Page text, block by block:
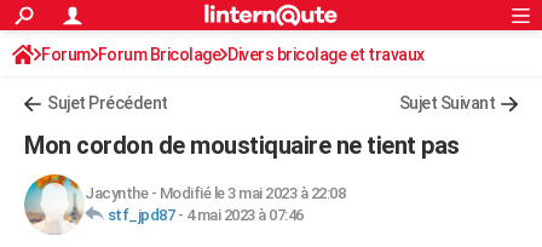
ACTUALITÉS
Politique
Société
Faits Divers
Education
Monde
Villes
+
FINANCE
Retraite
Impôts
Epargne
Immobilier
Risques naturels par ville
Banque
Assurance
Crédit
AUTO
Rechercher
S'inscrire
Connexion
Forum Forum Bricolage Divers bricolage et travaux
Sujet Précédent Sujet Suivant
Mon cordon de moustiquaire ne tient pas
Jacynthe- Modifié le 3 mai 2023 à 22:08
stf_jpd87- 4 mai 2023 à 07:46